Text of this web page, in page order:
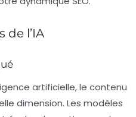
de l’IA
artificielle, le contenu
dimension. Les modèles